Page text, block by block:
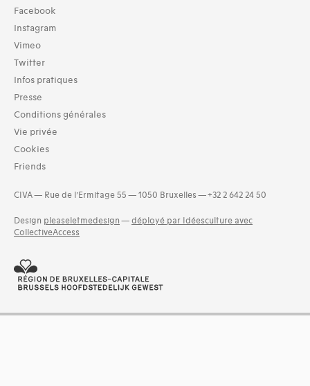
Collection
TOUT (19)
Archives (19)
Typologies documents
Séries (activités) (2)
01-architecture domestique (36)
02-architecture agricole (12)
03-architecture artisanale et industrielle (19)
04-architecture commerciale et de services (24)
06-architecture fiscale et financière (12)
07-architecture judiciaire, pénitentiaire, police (4)
and 12 more
Facebook
Instagram
Vimeo
Twitter
Infos pratiques
Presse
Conditions générales
Vie privée
Cookies
Friends
CIVA — Rue de l’Ermitage 55 — 1050 Bruxelles — +32 2 642 24 50
Design pleaseletmedesign — déployé par Idéesculture avec
CollectiveAccess